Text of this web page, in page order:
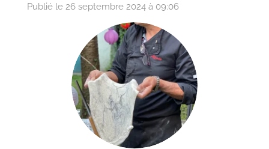
Publié le 26 septembre 2024 à 09:06